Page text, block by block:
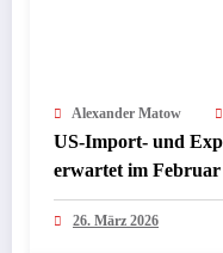
Alexander Matow
US-Import- und
erwartet im
Chancen für
26. März 2026